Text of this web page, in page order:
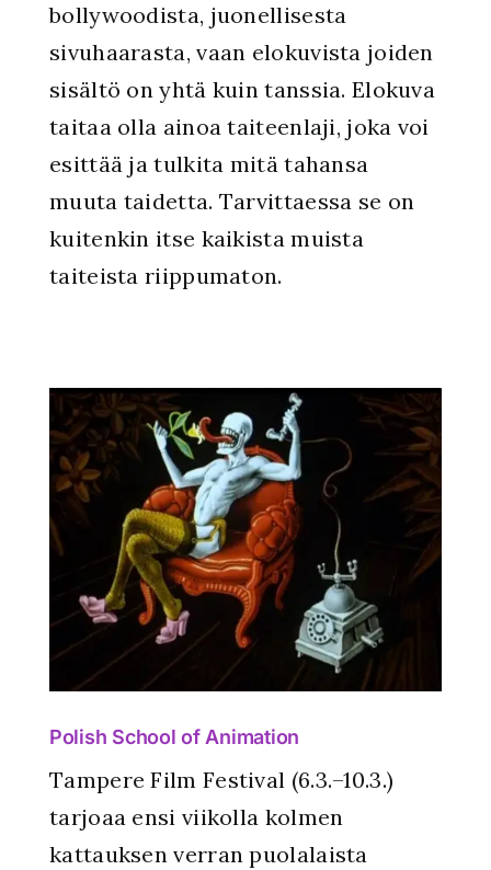
bollywoodista, juonellisesta
sivuhaarasta, vaan elokuvista joiden
sisältö on yhtä kuin tanssia. Elokuva
taitaa olla ainoa taiteenlaji, joka voi
esittää ja tulkita mitä tahansa
muuta taidetta. Tarvittaessa se on
kuitenkin itse kaikista muista
taiteista riippumaton.
Polish School of Animation
Tampere Film Festival (6.3.–10.3.)
tarjoaa ensi viikolla kolmen
kattauksen verran puolalaista